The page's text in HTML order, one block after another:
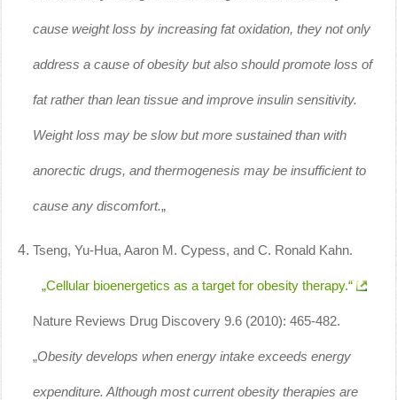
cause weight loss by increasing fat oxidation, they not only
address a cause of obesity but also should promote loss of
fat rather than lean tissue and improve insulin sensitivity.
Weight loss may be slow but more sustained than with
anorectic drugs, and thermogenesis may be insufficient to
cause any discomfort.„
Tseng, Yu-Hua, Aaron M. Cypess, and C. Ronald Kahn.
„Cellular bioenergetics as a target for obesity therapy.“
Nature Reviews Drug Discovery 9.6 (2010): 465-482.
„Obesity develops when energy intake exceeds energy
expenditure. Although most current obesity therapies are